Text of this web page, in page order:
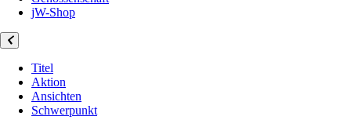
jW-Shop
Titel
Aktion
Ansichten
Schwerpunkt